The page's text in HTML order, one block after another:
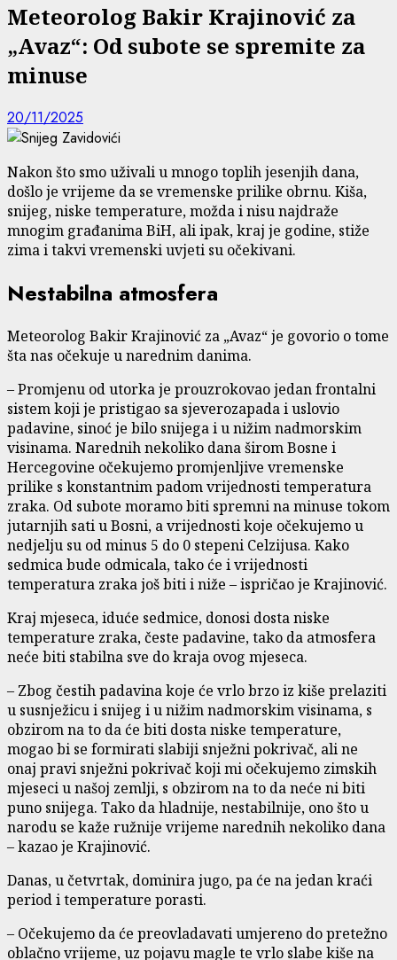
Meteorolog Bakir Krajinović za
„Avaz“: Od subote se spremite za
minuse
20/11/2025
Nakon što smo uživali u mnogo toplih jesenjih dana,
došlo je vrijeme da se vremenske prilike obrnu. Kiša,
snijeg, niske temperature, možda i nisu najdraže
mnogim građanima BiH, ali ipak, kraj je godine, stiže
zima i takvi vremenski uvjeti su očekivani.
Nestabilna atmosfera
Meteorolog Bakir Krajinović za „Avaz“ je govorio o tome
šta nas očekuje u narednim danima.
– Promjenu od utorka je prouzrokovao jedan frontalni
sistem koji je pristigao sa sjeverozapada i uslovio
padavine, sinoć je bilo snijega i u nižim nadmorskim
visinama. Narednih nekoliko dana širom Bosne i
Hercegovine očekujemo promjenljive vremenske
prilike s konstantnim padom vrijednosti temperatura
zraka. Od subote moramo biti spremni na minuse tokom
jutarnjih sati u Bosni, a vrijednosti koje očekujemo u
nedjelju su od minus 5 do 0 stepeni Celzijusa. Kako
sedmica bude odmicala, tako će i vrijednosti
temperatura zraka još biti i niže – ispričao je Krajinović.
Kraj mjeseca, iduće sedmice, donosi dosta niske
temperature zraka, česte padavine, tako da atmosfera
neće biti stabilna sve do kraja ovog mjeseca.
– Zbog čestih padavina koje će vrlo brzo iz kiše prelaziti
u susnježicu i snijeg i u nižim nadmorskim visinama, s
obzirom na to da će biti dosta niske temperature,
mogao bi se formirati slabiji snježni pokrivač, ali ne
onaj pravi snježni pokrivač koji mi očekujemo zimskih
mjeseci u našoj zemlji, s obzirom na to da neće ni biti
puno snijega. Tako da hladnije, nestabilnije, ono što u
narodu se kaže ružnije vrijeme narednih nekoliko dana
– kazao je Krajinović.
Danas, u četvrtak, dominira jugo, pa će na jedan kraći
period i temperature porasti.
– Očekujemo da će preovladavati umjereno do pretežno
oblačno vrijeme, uz pojavu magle te vrlo slabe kiše na